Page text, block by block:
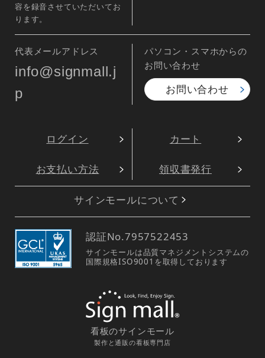
容を録音させていただいてお
ります。
代表メールアドレス
info@signmall.j
p
パソコン・スマホからの
お問い合わせ
お問い合わせ
ログイン カート
お支払い方法 領収書発行
サインモールについて
認証No.7957522453
サインモールは品質マネジメントシステムの
国際規格ISO9001を取得しております
看板のサインモール
製作と通販の看板専門店